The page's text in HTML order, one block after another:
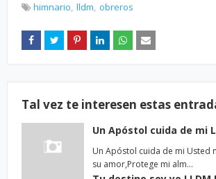
himnario lldm obreros
Tal vez te interesen estas
Un Apóstol cuida de mi
Un Apóstol cuida de mi Usted
su amor,Protege mi alm…